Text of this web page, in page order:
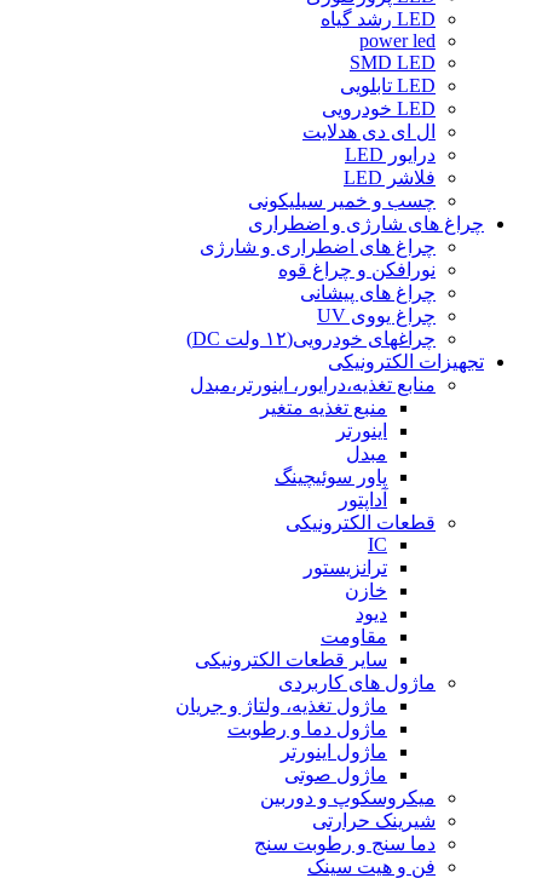
LED رشد گیاه
power led
SMD LED
LED تابلویی
LED خودرویی
ال ای دی هدلایت
درایور LED
فلاشر LED
چسب و خمیر سیلیکونی
چراغ های شارژی و اضطراری
چراغ های اضطراری و شارژی
نورافکن و چراغ قوه
چراغ های پیشانی
چراغ یووی UV
چراغهای خودرویی(۱۲ ولت DC)
تجهیزات الکترونیکی
منابع تغذیه،درایور، اینورتر،مبدل
منبع تغذیه متغیر
اینورتر
مبدل
پاور سوئیچینگ
آداپتور
قطعات الکترونیکی
IC
ترانزیستور
خازن
دیود
مقاومت
سایر قطعات الکترونیکی
ماژول های کاربردی
ماژول تغذیه، ولتاژ و جریان
ماژول دما و رطوبت
ماژول اینورتر
ماژول صوتی
میکروسکوپ و دوربین
شیرینک حرارتی
دما سنج و رطوبت سنج
فن و هیت سینک